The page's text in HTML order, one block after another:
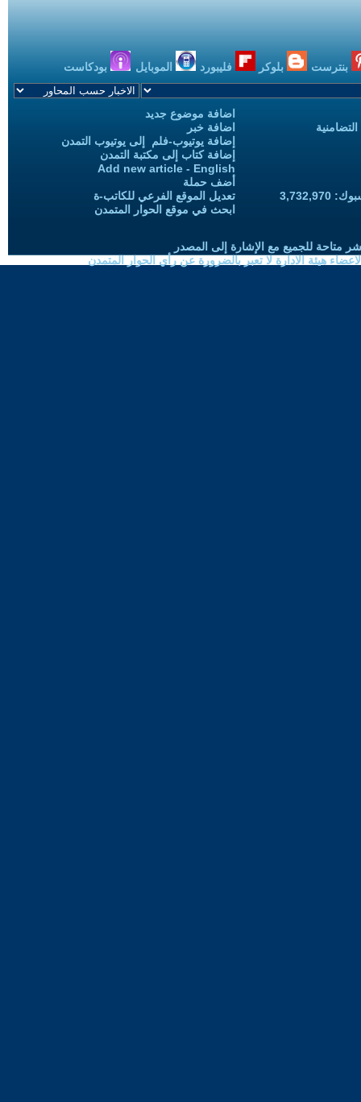
بنترست بلوكر فليبورد الموبايل بودكاست
اضافة موضوع جديد
اضافة خبر
إضافة يوتيوب-فلم إلى يوتيوب التمدن
إضافة كتاب إلى مكتبة التمدن
Add new article - English
أضف حملة
تعديل الموقع الفرعي للكاتب-ة
ابحث في موقع الحوار المتمدن
متاحة للجميع مع الإشارة إلى المصدر
هيئة الادارة لا تعبر بالضرورة عن رأي الحوار المتمدن